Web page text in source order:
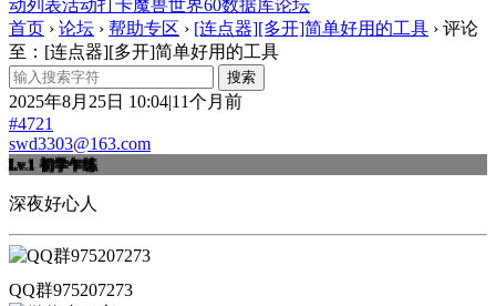
动列表活动打卡魔兽世界60数据库论坛
首页 › 论坛 › 帮助专区 › [连点器][多开]简单好用的工具 › 评论
至：[连点器][多开]简单好用的工具
2025年8月25日 10:04|11个月前
#4721
swd3303@163.com
Lv.1 初学乍练
深夜好心人
QQ群975207273